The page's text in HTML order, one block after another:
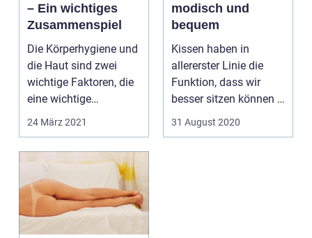
– Ein wichtiges
Zusammenspiel
Die Körperhygiene und
die Haut sind zwei
wichtige Faktoren, die
eine wichtige
Kombination bilden.
24 März 2021
modisch und
bequem
Kissen haben in
allererster Linie die
Funktion, dass wir
besser sitzen können -
auf der Couch, im Se...
31 August 2020